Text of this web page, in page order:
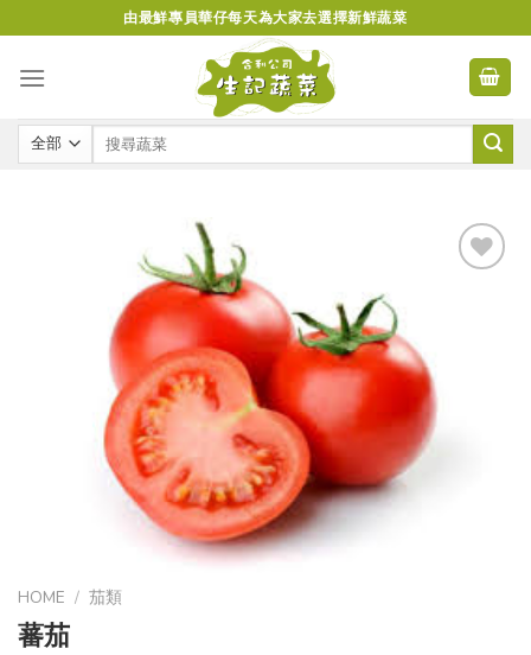
to
content
由最鮮專員華仔每天為大家去選擇新鮮蔬菜
HOME / 茄類
蕃茄